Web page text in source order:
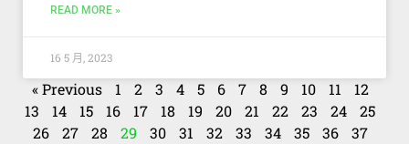
READ MORE »
16 5 月, 2023
« Previous 1 2 3 4 5 6 7 8 9 10 11
12
13
14 15 16 17 18 19 20 21 22 23 24
25
26
27 28 29 30 31 32 33 34 35 36
37